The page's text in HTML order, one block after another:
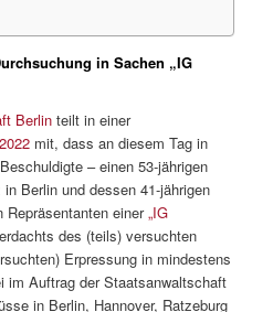
in Sachen „IG
Berlin teilt in einer
mit, dass an diesem Tag in
– einen 53‑jährigen
Berlin und dessen 41‑jährigen
Repräsentanten einer„IG
des (teils) versuchten
Erpressung in mindestens
im Auftrag der Staatsanwaltschaft
in Berlin, Hannover, Ratzeburg